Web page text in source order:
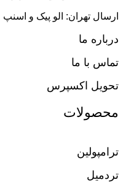
ارسال تهران: الو پیک و اسنپ
درباره ما
تماس با ما
تحویل اکسپرس
محصولات
ترامپولین
تردمیل